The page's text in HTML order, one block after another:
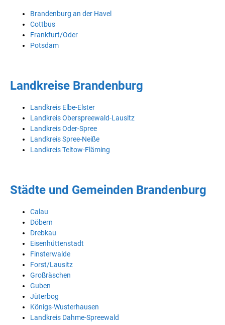
Brandenburg an der Havel
Cottbus
Frankfurt/Oder
Potsdam
Landkreise Brandenburg
Landkreis Elbe-Elster
Landkreis Oberspreewald-Lausitz
Landkreis Oder-Spree
Landkreis Spree-Neiße
Landkreis Teltow-Fläming
Städte und Gemeinden Brandenburg
Calau
Döbern
Drebkau
Eisenhüttenstadt
Finsterwalde
Forst/Lausitz
Großräschen
Guben
Jüterbog
Königs-Wusterhausen
Landkreis Dahme-Spreewald